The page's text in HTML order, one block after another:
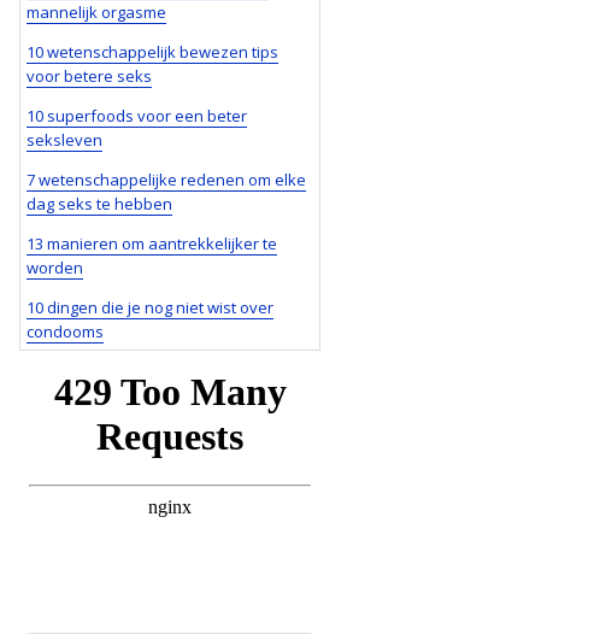
mannelijk orgasme
10 wetenschappelijk bewezen tips
voor betere seks
10 superfoods voor een beter
seksleven
7 wetenschappelijke redenen om elke
dag seks te hebben
13 manieren om aantrekkelijker te
worden
10 dingen die je nog niet wist over
condooms